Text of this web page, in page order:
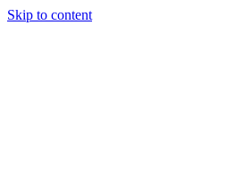
Skip to content